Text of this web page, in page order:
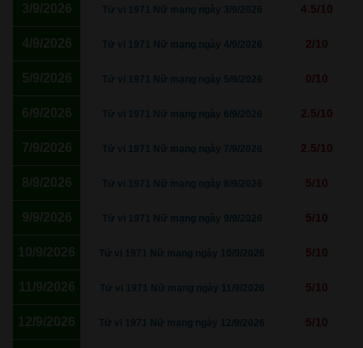
3/9/2026 Tử vi 1971 Nữ mạng ngày 3/9/2026 4.5/10
4/9/2026 Tử vi 1971 Nữ mạng ngày 4/9/2026 2/10
5/9/2026 Tử vi 1971 Nữ mạng ngày 5/9/2026 0/10
6/9/2026 Tử vi 1971 Nữ mạng ngày 6/9/2026 2.5/10
7/9/2026 Tử vi 1971 Nữ mạng ngày 7/9/2026 2.5/10
8/9/2026 Tử vi 1971 Nữ mạng ngày 8/9/2026 5/10
9/9/2026 Tử vi 1971 Nữ mạng ngày 9/9/2026 5/10
10/9/2026 Tử vi 1971 Nữ mạng ngày 10/9/2026 5/10
11/9/2026 Tử vi 1971 Nữ mạng ngày 11/9/2026 5/10
12/9/2026 Tử vi 1971 Nữ mạng ngày 12/9/2026 5/10